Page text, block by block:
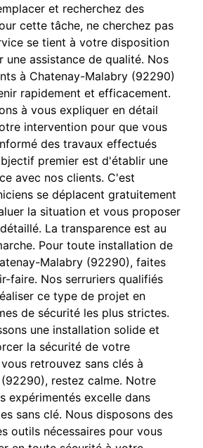
et recherchez des
cette tâche, ne cherchez pas
se tient à votre disposition
assistance de qualité. Nos
à Chatenay-Malabry (92290)
rapidement et efficacement.
à vous expliquer en détail
intervention pour que vous
des travaux effectués
premier est d'établir une
avec nos clients. C'est
se déplacent gratuitement
la situation et vous proposer
La transparence est au
Pour toute installation de
Malabry (92290), faites
faire. Nos serruriers qualifiés
ce type de projet en
de sécurité les plus strictes.
une installation solide et
la sécurité de votre
retrouvez sans clés à
restez calme. Notre
expérimentés excelle dans
sans clé. Nous disposons des
outils nécessaires pour vous